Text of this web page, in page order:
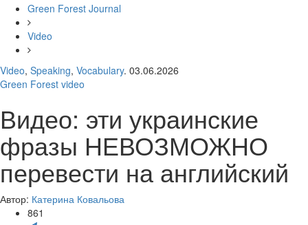
Green Forest Journal
Video
Video, Speaking, Vocabulary. 03.06.2026
Green Forest video
Видео: эти украинские
фразы НЕВОЗМОЖНО
перевести на английский
Автор: Катерина Ковальова
861